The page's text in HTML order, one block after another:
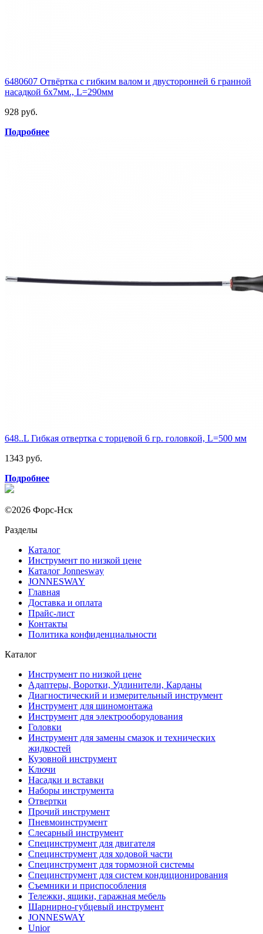
6480607 Отвёртка с гибким валом и двусторонней 6 гранной
насадкой 6x7мм., L=290мм
928 руб.
Подробнее
648..L Гибкая отвертка с торцевой 6 гр. головкой, L=500 мм
1343 руб.
Подробнее
©2026 Форс-Нск
Разделы
Каталог
Инструмент по низкой цене
Каталог Jonnesway
JONNESWAY
Главная
Доставка и оплата
Прайс-лист
Контакты
Политика конфиденциальности
Каталог
Инструмент по низкой цене
Адаптеры, Воротки, Удлинители, Карданы
Диагностический и измерительный инструмент
Инструмент для шиномонтажа
Инструмент для электрооборудования
Головки
Инструмент для замены смазок и технических
жидкостей
Кузовной инструмент
Ключи
Насадки и вставки
Наборы инструмента
Отвертки
Прочий инструмент
Пневмоинструмент
Слесарный инструмент
Специнструмент для двигателя
Специнструмент для ходовой части
Специнструмент для тормозной системы
Специнструмент для систем кондиционирования
Съемники и приспособления
Тележки, ящики, гаражная мебель
Шарнирно-губцевый инструмент
JONNESWAY
Unior